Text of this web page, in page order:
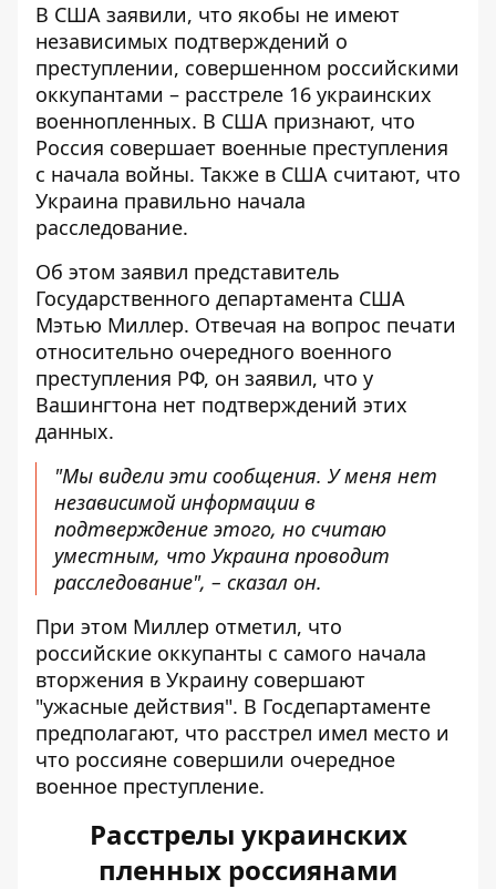
В США заявили, что якобы не имеют
независимых подтверждений о
преступлении, совершенном российскими
оккупантами – расстреле 16 украинских
военнопленных. В США признают, что
Россия совершает военные преступления
с начала войны. Также в США считают, что
Украина правильно начала
расследование.
Об этом заявил представитель
Государственного департамента США
Мэтью Миллер. Отвечая на вопрос печати
относительно очередного военного
преступления РФ, он заявил, что у
Вашингтона нет подтверждений этих
данных.
"Мы видели эти сообщения. У меня нет
независимой информации в
подтверждение этого, но считаю
уместным, что Украина проводит
расследование", – сказал он.
При этом Миллер отметил, что
российские оккупанты с самого начала
вторжения в Украину совершают
"ужасные действия". В Госдепартаменте
предполагают, что расстрел имел место и
что россияне совершили очередное
военное преступление.
Расстрелы украинских
пленных россиянами